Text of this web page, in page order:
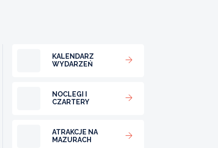
KALENDARZ
WYDARZEŃ
NOCLEGI I
CZARTERY
ATRAKCJE NA
MAZURACH